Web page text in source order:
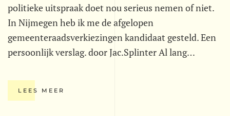
politieke uitspraak doet nou serieus nemen of niet.
In Nijmegen heb ik me de afgelopen
gemeenteraadsverkiezingen kandidaat gesteld. Een
persoonlijk verslag. door Jac.Splinter Al lang…
LEES MEER